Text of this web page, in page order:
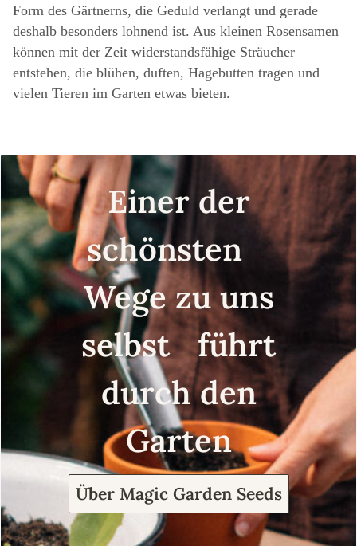
Form des Gärtnerns, die Geduld verlangt und gerade
deshalb besonders lohnend ist. Aus kleinen Rosensamen
können mit der Zeit widerstandsfähige Sträucher
entstehen, die blühen, duften, Hagebutten tragen und
vielen Tieren im Garten etwas bieten.
Einer der
schönsten
Wege zu uns
selbst führt
durch den
Garten
Über Magic Garden Seeds